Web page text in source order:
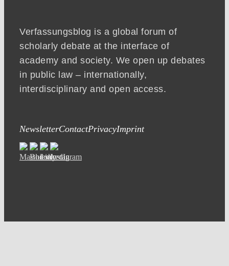
Verfassungsblog is a global forum of
scholarly debate at the interface of
academy and society. We open up debates
in public law – internationally,
interdisciplinary and open access.
NewsletterContactPrivacyImprint